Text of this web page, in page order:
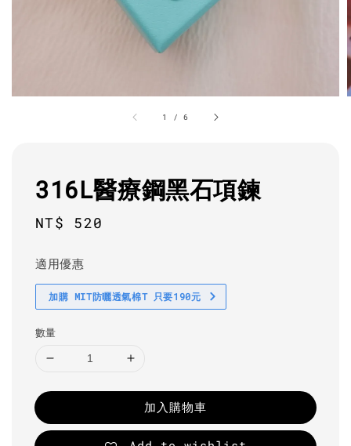
1 /6
316L醫療鋼黑石項鍊
Regular
NT$ 520
適用優惠
加購 MIT防曬透氣棉T 只要190元
數量
加入購物車